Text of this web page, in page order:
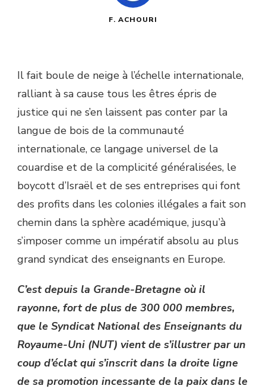
F. ACHOURI
Il fait boule de neige à l’échelle internationale,
ralliant à sa cause tous les êtres épris de
justice qui ne s’en laissent pas conter par la
langue de bois de la communauté
internationale, ce langage universel de la
couardise et de la complicité généralisées, le
boycott d’Israël et de ses entreprises qui font
des profits dans les colonies illégales a fait son
chemin dans la sphère académique, jusqu’à
s’imposer comme un impératif absolu au plus
grand syndicat des enseignants en Europe.
C’est depuis la Grande-Bretagne où il
rayonne, fort de plus de 300 000 membres,
que le Syndicat National des Enseignants du
Royaume-Uni (NUT) vient de s’illustrer par un
coup d’éclat qui s’inscrit dans la droite ligne
de sa promotion incessante de la paix dans le